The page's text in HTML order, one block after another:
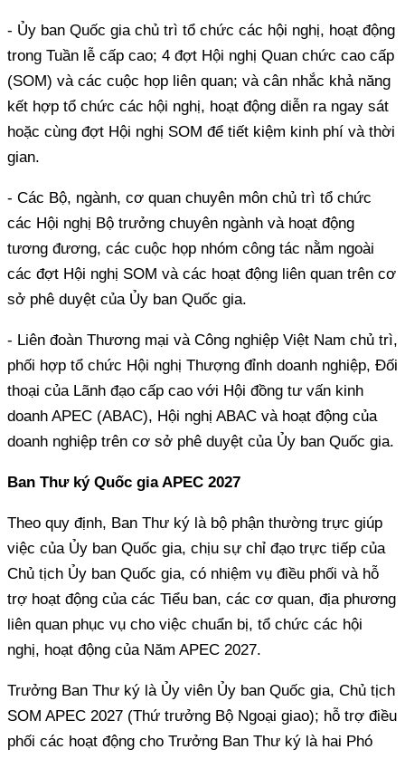
- Ủy ban Quốc gia chủ trì tổ chức các hội nghị, hoạt động
trong Tuần lễ cấp cao; 4 đợt Hội nghị Quan chức cao cấp
(SOM) và các cuộc họp liên quan; và cân nhắc khả năng
kết hợp tổ chức các hội nghị, hoạt động diễn ra ngay sát
hoặc cùng đợt Hội nghị SOM để tiết kiệm kinh phí và thời
gian.
- Các Bộ, ngành, cơ quan chuyên môn chủ trì tổ chức
các Hội nghị Bộ trưởng chuyên ngành và hoạt động
tương đương, các cuộc họp nhóm công tác nằm ngoài
các đợt Hội nghị SOM và các hoạt động liên quan trên cơ
sở phê duyệt của Ủy ban Quốc gia.
- Liên đoàn Thương mại và Công nghiệp Việt Nam chủ trì,
phối hợp tổ chức Hội nghị Thượng đỉnh doanh nghiệp, Đối
thoại của Lãnh đạo cấp cao với Hội đồng tư vấn kinh
doanh APEC (ABAC), Hội nghị ABAC và hoạt động của
doanh nghiệp trên cơ sở phê duyệt của Ủy ban Quốc gia.
Ban Thư ký Quốc gia APEC 2027
Theo quy định, Ban Thư ký là bộ phận thường trực giúp
việc của Ủy ban Quốc gia, chịu sự chỉ đạo trực tiếp của
Chủ tịch Ủy ban Quốc gia, có nhiệm vụ điều phối và hỗ
trợ hoạt động của các Tiểu ban, các cơ quan, địa phương
liên quan phục vụ cho việc chuẩn bị, tổ chức các hội
nghị, hoạt động của Năm APEC 2027.
Trưởng Ban Thư ký là Ủy viên Ủy ban Quốc gia, Chủ tịch
SOM APEC 2027 (Thứ trưởng Bộ Ngoại giao); hỗ trợ điều
phối các hoạt động cho Trưởng Ban Thư ký là hai Phó